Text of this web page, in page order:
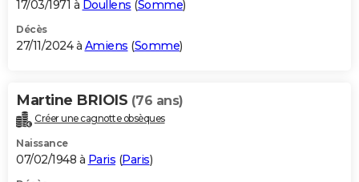
17/03/1971 à Doullens (Somme)
Décès
27/11/2024 à Amiens (Somme)
Martine BRIOIS (76 ans)
Créer une cagnotte obsèques
Naissance
07/02/1948 à Paris (Paris)